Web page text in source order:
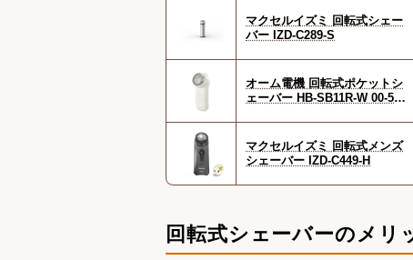
マクセルイズミ 回転式シェー
バー IZD-C289-S
オーム電機 回転式ポケットシ
ェーバー HB-SB11R-W 00-589
マクセルイズミ 回転式メンズ
シェーバー IZD-C449-H
回転式シェーバーのメリ